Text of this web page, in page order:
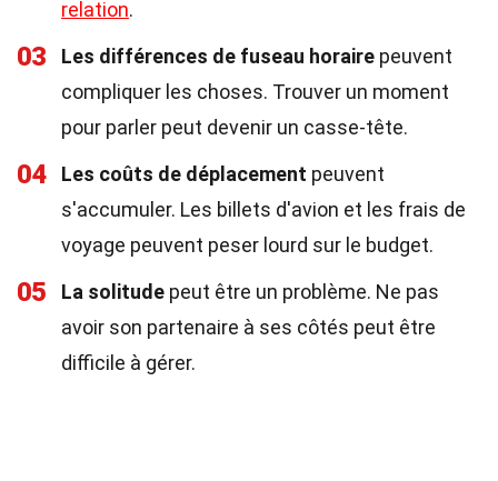
relation.
03 Les différences de fuseau horaire peuvent
compliquer les choses. Trouver un moment
pour parler peut devenir un casse-tête.
04 Les coûts de déplacement peuvent
s'accumuler. Les billets d'avion et les frais de
voyage peuvent peser lourd sur le budget.
05 La solitude peut être un problème. Ne pas
avoir son partenaire à ses côtés peut être
difficile à gérer.